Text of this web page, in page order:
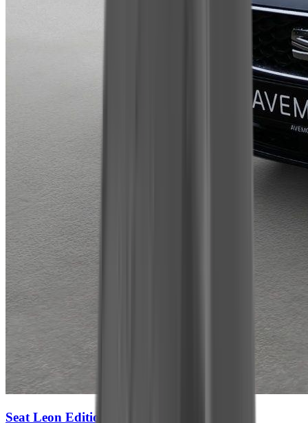
Seat Leon Edition